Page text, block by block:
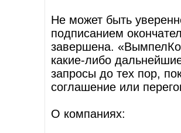
Не может быть
подписанием
завершена.
какие-либо
запросы до тех пор,
соглашение или
О компаниях: